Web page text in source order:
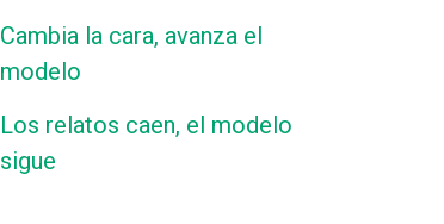
Cambia la cara, avanza el
modelo
Los relatos caen, el modelo
sigue